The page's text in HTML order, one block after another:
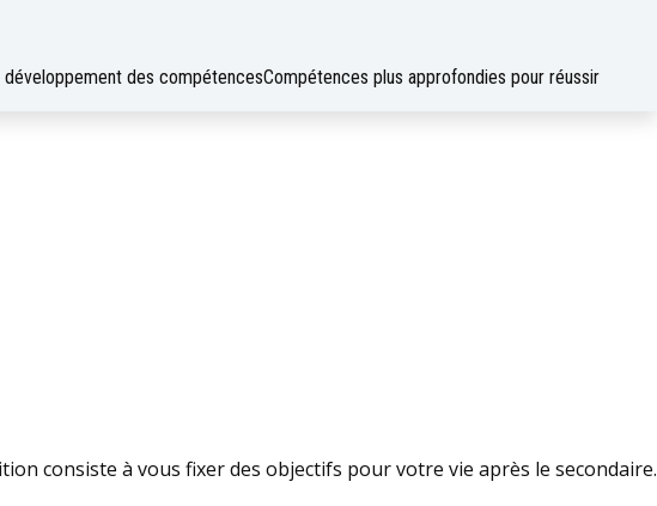
des compétencesCompétences plus approfondies pour réussir
consiste à vous fixer des objectifs pour votre vie après le secondaire.